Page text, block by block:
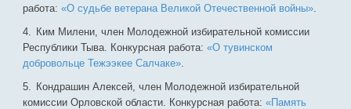
работа:«О судьбе ветерана Великой Отечественной войны».
Ким Милени, член Молодежной избирательной комиссии
Республики Тыва. Конкурсная работа:«О тувинском
добровольце Тежээкее Салчаке».
Кондрашин Алексей, член Молодежной избирательной
комиссии Орловской области. Конкурсная работа:«Память